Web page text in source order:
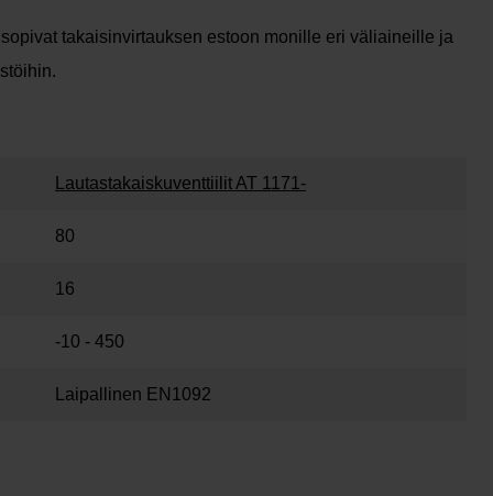
takaisinvirtauksen estoon monille eri väliaineille ja
Lautastakaiskuventtiilit AT 1171-
80
16
-10 - 450
Laipallinen EN1092